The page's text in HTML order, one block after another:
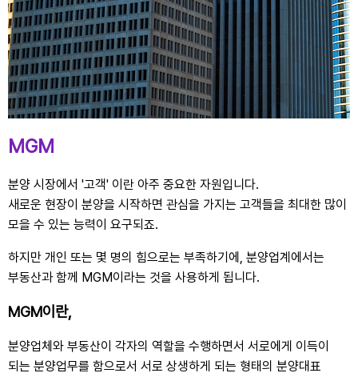
MGM
분양 시장에서 '고객' 이란 아주 중요한 자원입니다.
새로운 현장이 분양을 시작하면 관심을 가지는 고객들을 최대한 많이
모을 수 있는 능력이 요구되죠.
하지만 개인 또는 몇 명의 힘으로는 부족하기에, 분양업계에서는
부동산과 함께 MGM이라는 것을 사용하게 됩니다.
MGM이란,
분양업체와 부동산이 각자의 역할을 수행하면서 서로에게 이득이
되는 분양업무를 함으로서 서로 상생하게 되는 형태의 분양대표